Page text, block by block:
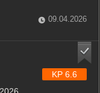
рынке, пока жена
десятилетия,
09.04.2026
2026
KP 6.6